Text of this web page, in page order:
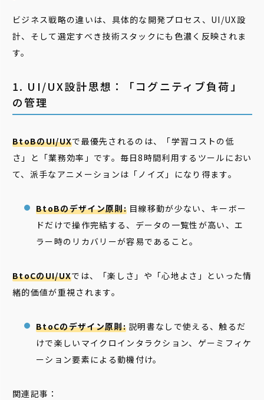
ビジネス戦略の違いは、具体的な開発プロセス、UI/UX設
計、そして選定すべき技術スタックにも色濃く反映されま
す。
1. UI/UX設計思想：「コグニティブ負荷」
の管理
BtoBのUI/UXで最優先されるのは、「学習コストの低
さ」と「業務効率」です。毎日8時間利用するツールにおい
て、派手なアニメーションは「ノイズ」になり得ます。
BtoBのデザイン原則:目線移動が少ない、キーボー
ドだけで操作完結する、データの一覧性が高い、エ
ラー時のリカバリーが容易であること。
BtoCのUI/UXでは、「楽しさ」や「心地よさ」といった情
緒的価値が重視されます。
BtoCのデザイン原則:説明書なしで使える、触るだ
けで楽しいマイクロインタラクション、ゲーミフィケ
ーション要素による動機付け。
関連記事：